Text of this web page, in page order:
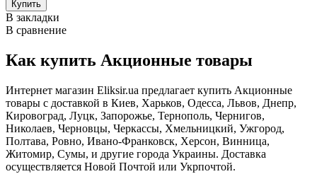
В закладки
В сравнение
Как купить Акционные товары
Интернет магазин Eliksir.ua предлагает купить Акционные
товары с доставкой в Киев, Харьков, Одесса, Львов, Днепр,
Кировоград, Луцк, Запорожье, Тернополь, Чернигов,
Николаев, Черновцы, Черкассы, Хмельницкий, Ужгород,
Полтава, Ровно, Ивано-Франковск, Херсон, Винница,
Житомир, Сумы, и другие города Украины. Доставка
осуществляется Новой Почтой или Укрпочтой.